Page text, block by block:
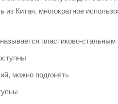
из Китая, многократное
пластиково-
можно подгонять